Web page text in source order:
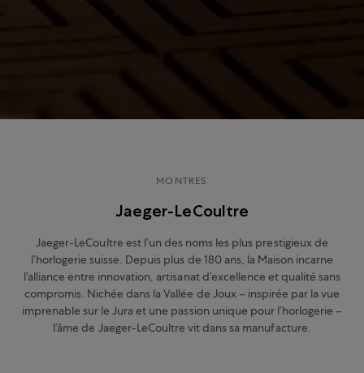
MONTRES
Jaeger-LeCoultre
Jaeger-LeCoultre est l’un des noms les plus prestigieux de
l’horlogerie suisse. Depuis plus de 180 ans, la Maison incarne
l’alliance entre innovation, artisanat d’excellence et qualité sans
compromis. Nichée dans la Vallée de Joux – inspirée par la vue
imprenable sur le Jura et une passion unique pour l’horlogerie –
l’âme de Jaeger-LeCoultre vit dans sa manufacture.